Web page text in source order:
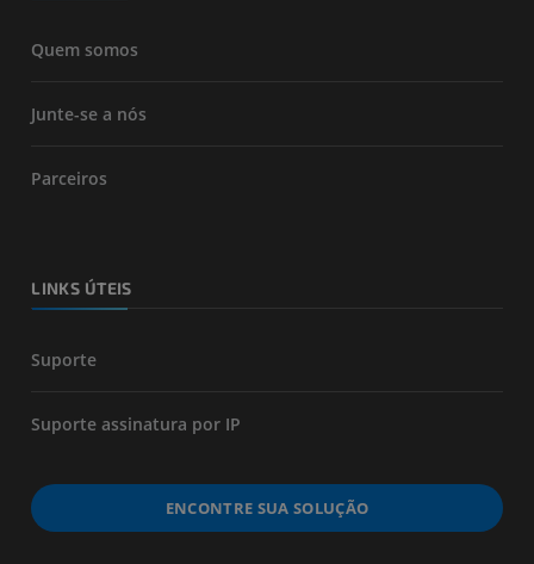
Quem somos
Junte-se a nós
Parceiros
LINKS ÚTEIS
Suporte
Suporte assinatura por IP
ENCONTRE SUA SOLUÇÃO